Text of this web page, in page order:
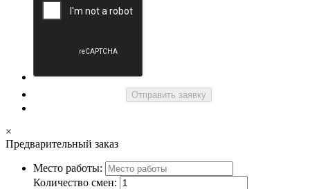
Отправить заявку
×
Предварительный заказ
Место работы:
Количество смен: